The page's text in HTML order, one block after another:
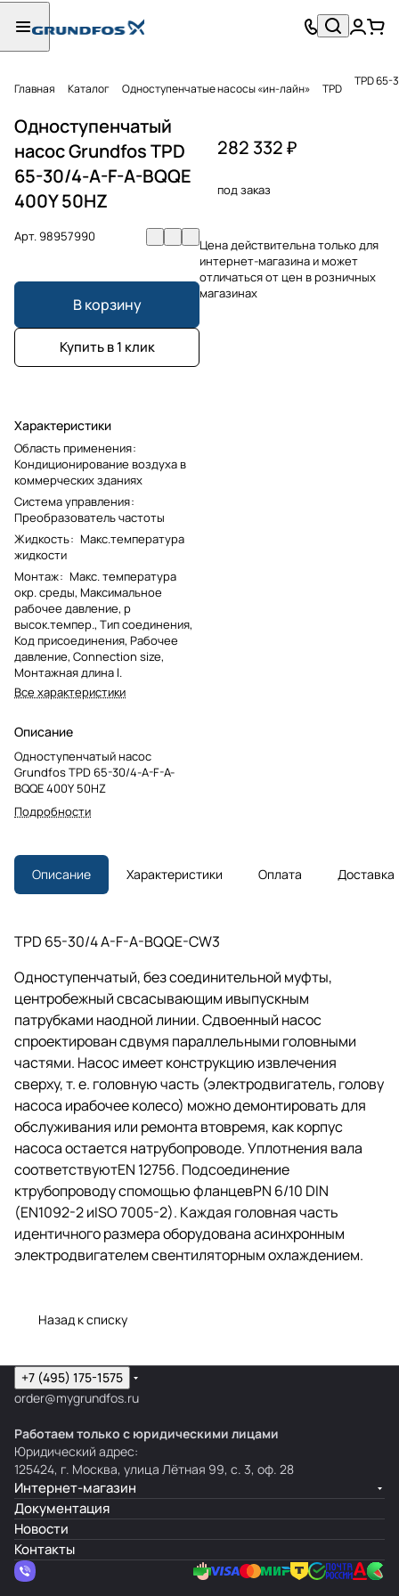
Главная Каталог Одноступенчатые насосы «ин-лайн» TPD TPD 65-
Одноступенчатый
насос Grundfos TPD
65-30/4-A-F-A-BQQE
400Y 50HZ
Арт.98957990
В корзину
Купить в 1 клик
Характеристики
Область применения:
Кондиционирование воздуха в
коммерческих зданиях
Система управления:
Преобразователь частоты
Жидкость: Макс.температура
жидкости
Монтаж: Макс. температура
окр. среды, Максимальное
рабочее давление, p
высок.темпер., Тип соединения,
Код присоединения, Рабочее
давление, Connection size,
Монтажная длина l.
Все характеристики
Описание
Одноступенчатый насос
Grundfos TPD 65-30/4-A-F-A-
BQQE 400Y 50HZ
Подробности
282 332 ₽
под заказ
Цена действительна только для
интернет-магазина и может
отличаться от цен в розничных
магазинах
Описание Характеристики Оплата Доставка
TPD 65-30/4 A-F-A-BQQE-CW3
Одноступенчатый, без соединительной муфты,
центробежный свсасывающим ивыпускным
патрубками наодной линии. Сдвоенный насос
спроектирован сдвумя параллельными головными
частями. Насос имеет конструкцию извлечения
сверху,т. е. головную часть (электродвигатель, голову
насоса ирабочее колесо) можно демонтировать для
обслуживания или ремонта втовремя, как корпус
насоса остается натрубопроводе. Уплотнения вала
соответствуютEN 12756. Подсоединение
ктрубопроводу спомощью фланцевPN 6/10 DIN
(EN1092-2 иISO 7005-2). Каждая головная часть
идентичного размера оборудована асинхронным
электродвигателем свентиляторным охлаждением.
Назад к списку
+7 (495) 175-1575
order@mygrundfos.ru
Работаем только с юридическими лицами
Юридический адрес:
125424, г. Москва, улица Лётная 99, с. 3, оф. 28
Интернет-магазин
Документация
Новости
Контакты